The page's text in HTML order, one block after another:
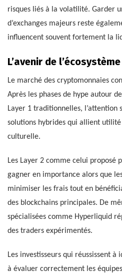
risques liés à la volatilité. Garder
d’exchanges majeurs reste
influencent souvent fortement la
L’avenir de
Le marché des cryptomonnaies
Après les phases de hype autour
Layer 1 traditionnelles, l’attention
solutions hybrides qui allient
culturelle.
Les Layer 2 comme celui proposé
gagner en importance alors que
minimiser les frais tout en
des blockchains principales. De
spécialisées comme Hyperliquid
des traders expérimentés.
Les investisseurs qui réussissent
à évaluer correctement les